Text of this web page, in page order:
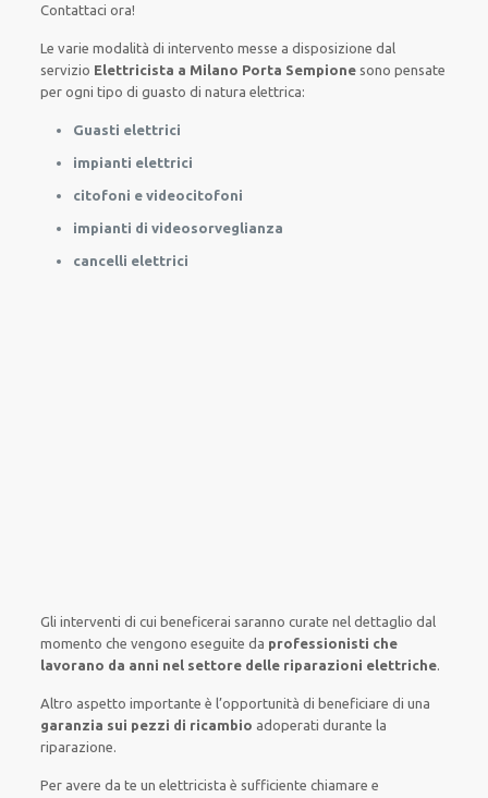
Contattaci ora!
Levarie modalità diintervento messe a disposizione dal
servizio Elettricista a Milano Porta Sempione sonopensate
perogni tipo di guasto di natura elettrica:
Guasti elettrici
impianti elettrici
citofoni e videocitofoni
impianti di videosorveglianza
cancelli elettrici
Gli interventi di cui beneficerai sarannocurate nel dettaglio dal
momento che vengono eseguite da professionisti che
lavorano da anni nel settore delle riparazioni elettriche.
Altro aspetto importante è l’opportunità di beneficiare di una
garanzia sui pezzi di ricambio adoperati durante la
riparazione.
Per avereda te un elettricistaè sufficiente chiamare e